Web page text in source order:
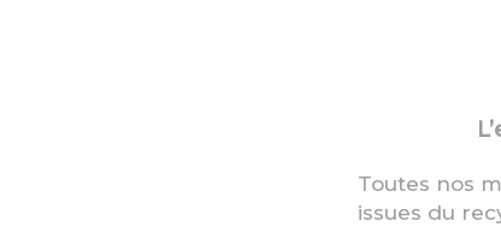
Toutes nos
issues du